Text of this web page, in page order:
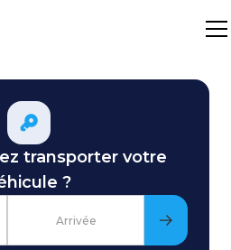
transporter votre
?